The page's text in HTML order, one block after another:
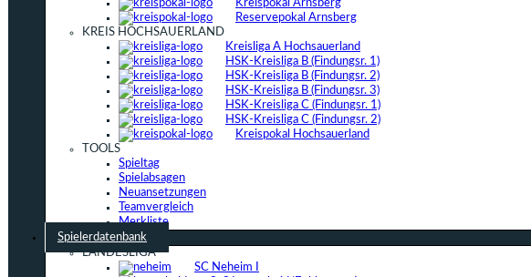
Kreispokal Arnsberg
Reservepokal Arnsberg
KREIS HOCHSAUERLAND
Kreisliga A Hochsauerland
HSK-Kreisliga B (Findungsr. 1)
HSK-Kreisliga B (Findungsr. 2)
HSK-Kreisliga B (Findungsr. 3)
HSK-Kreisliga C (Findungsr. 1)
HSK-Kreisliga C (Findungsr. 2)
Kreispokal Hochsauerland
TOOLS
Spieltag
Spielabsagen
Neuansetzungen
Teamvergleich
Merkliste
Spielerdatenbank
LANDESLIGA
SC Neheim I